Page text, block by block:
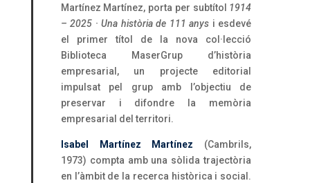
Martínez Martínez, porta per subtítol 1914
– 2025 · Una història de 111 anys i esdevé
el primer títol de la nova col·lecció
Biblioteca MaserGrup d’història
empresarial, un projecte editorial
impulsat pel grup amb l’objectiu de
preservar i difondre la memòria
empresarial del territori.
Isabel Martínez Martínez (Cambrils,
1973) compta amb una sòlida trajectòria
en l’àmbit de la recerca històrica i social.